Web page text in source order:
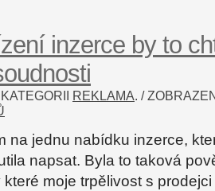
inzerce by to
REKLAMA. /
na jednu nabídku inzerce,
napsat. Byla to taková
moje trpělivost s